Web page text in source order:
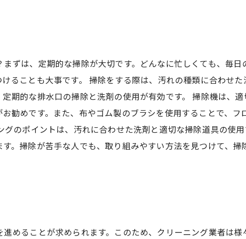
ずは、定期的な掃除が大切です。どんなに忙しくても、毎日
ることも大事です。 掃除をする際は、汚れの種類に合わせ
期的な排水口の掃除と洗剤の使用が有効です。 掃除機は、
勧めです。また、布やゴム製のブラシを使用することで、フ
のポイントは、汚れに合わせた洗剤と適切な掃除道具の使
。掃除が苦手な人でも、取り組みやすい方法を見つけて、掃
めることが求められます。このため、クリーニング業者は様